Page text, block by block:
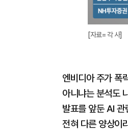
[자료= 각 사]
엔비디아 주가 폭
아니냐는 분석도
발표를 앞둔 AI 관
전혀 다른 양상이